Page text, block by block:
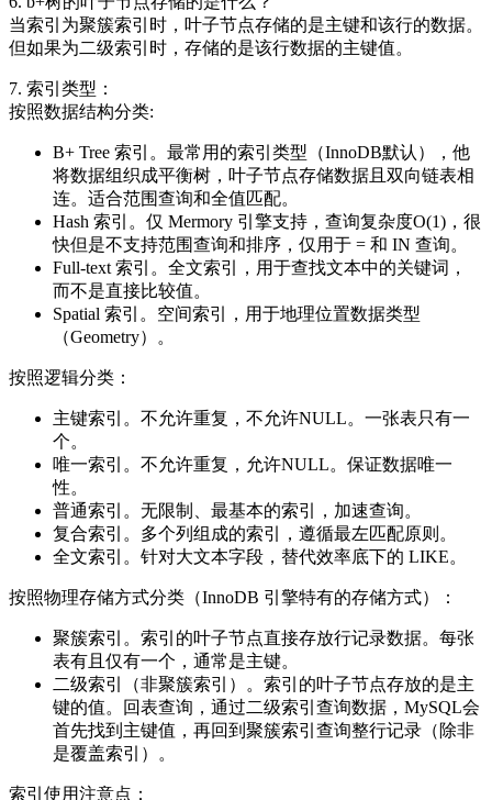
当索引为聚簇索引时，叶子节点存储的是主键和该行的数据。
但如果为二级索引时，存储的是该行数据的主键值。
7. 索引类型：
按照数据结构分类:
B+ Tree 索引。最常用的索引类型（InnoDB默认），他
将数据组织成平衡树，叶子节点存储数据且双向链表相
连。适合范围查询和全值匹配。
Hash 索引。仅 Mermory 引擎支持，查询复杂度O(1)，很
快但是不支持范围查询和排序，仅用于 = 和 IN 查询。
Full-text 索引。全文索引，用于查找文本中的关键词，
而不是直接比较值。
Spatial 索引。空间索引，用于地理位置数据类型
（Geometry）。
按照逻辑分类：
主键索引。不允许重复，不允许NULL。一张表只有一
个。
唯一索引。不允许重复，允许NULL。保证数据唯一
性。
普通索引。无限制、最基本的索引，加速查询。
复合索引。多个列组成的索引，遵循最左匹配原则。
全文索引。针对大文本字段，替代效率底下的 LIKE。
按照物理存储方式分类（InnoDB 引擎特有的存储方式）：
聚簇索引。索引的叶子节点直接存放行记录数据。每张
表有且仅有一个，通常是主键。
二级索引（非聚簇索引）。索引的叶子节点存放的是主
键的值。回表查询，通过二级索引查询数据，MySQL会
首先找到主键值，再回到聚簇索引查询整行记录（除非
是覆盖索引）。
索引使用注意点：